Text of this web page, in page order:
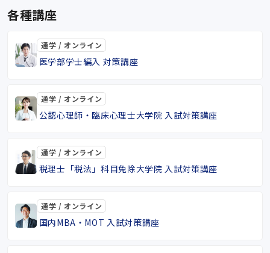
各種講座
通学 / オンライン
医学部学士編入 対策講座
通学 / オンライン
公認心理師・臨床心理士大学院 入試対策講座
通学 / オンライン
税理士「税法」科目免除大学院 入試対策講座
通学 / オンライン
国内MBA・MOT 入試対策講座